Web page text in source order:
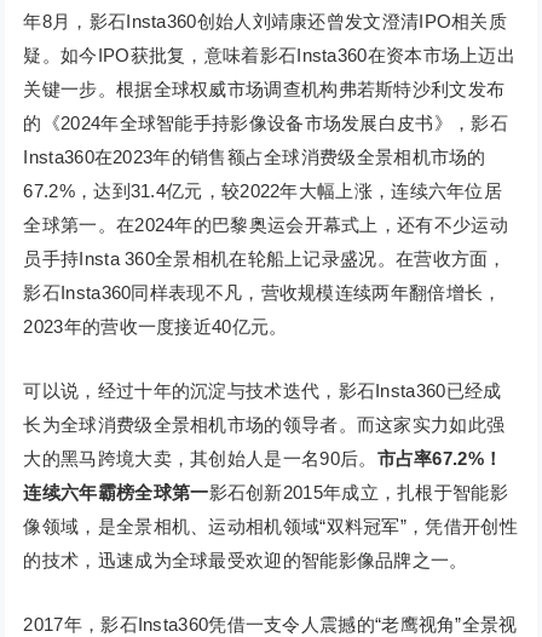
年8月，影石Insta360创始人刘靖康还曾发文澄清IPO相关质
疑。如今IPO获批复，意味着影石Insta360在资本市场上迈出
关键一步。根据全球权威市场调查机构弗若斯特沙利文发布
的《2024年全球智能手持影像设备市场发展白皮书》，影石
Insta360在2023年的销售额占全球消费级全景相机市场的
67.2%，达到31.4亿元，较2022年大幅上涨，连续六年位居
全球第一。在2024年的巴黎奥运会开幕式上，还有不少运动
员手持Insta 360全景相机在轮船上记录盛况。在营收方面，
影石Insta360同样表现不凡，营收规模连续两年翻倍增长，
2023年的营收一度接近40亿元。
可以说，经过十年的沉淀与技术迭代，影石Insta360已经成
长为全球消费级全景相机市场的领导者。而这家实力如此强
大的黑马跨境大卖，其创始人是一名90后。 市占率67.2%！
连续六年霸榜全球第一影石创新2015年成立，扎根于智能影
像领域，是全景相机、运动相机领域“双料冠军”，凭借开创性
的技术，迅速成为全球最受欢迎的智能影像品牌之一。
2017年，影石Insta360凭借一支令人震撼的“老鹰视角”全景视